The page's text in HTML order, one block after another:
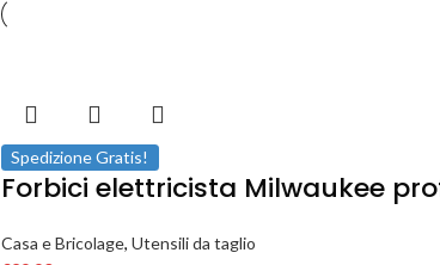
Spedizione Gratis!
Forbici elettricista Milwaukee
Casa e Bricolage, Utensili da taglio